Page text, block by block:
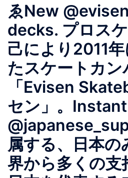
ゑNew
decks. プロス
己により2011
たスケートカン
「Evisen
セン」。
属する、日本の
界から多くの支